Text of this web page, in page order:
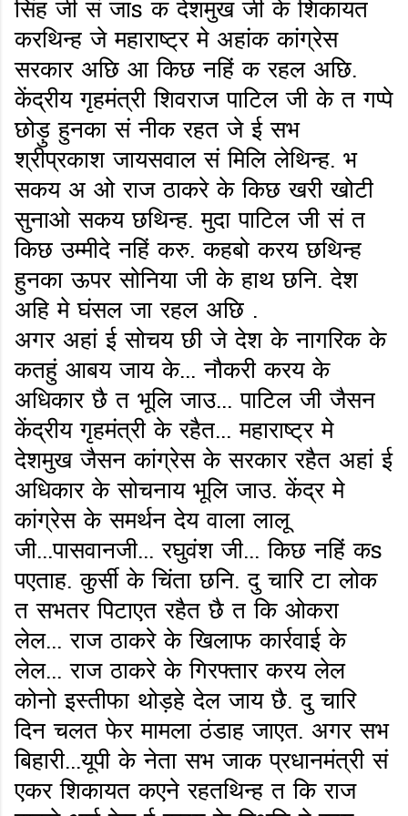
सिंह जी सं जाs क देशमुख जी के शिकायत
करथिन्ह जे महाराष्ट्र मे अहांक कांग्रेस
सरकार अछि आ किछ नहिं क रहल अछि.
केंद्रीय गृहमंत्री शिवराज पाटिल जी के त गप्पे
छोड़ु हुनका सं नीक रहत जे ई सभ
श्रीप्रकाश जायसवाल सं मिलि लेथिन्ह. भ
सकय अ ओ राज ठाकरे के किछ खरी खोटी
सुनाओ सकय छथिन्ह. मुदा पाटिल जी सं त
किछ उम्मीदे नहिं करु. कहबो करय छथिन्ह
हुनका ऊपर सोनिया जी के हाथ छनि. देश
अहि मे घंसल जा रहल अछि .
अगर अहां ई सोचय छी जे देश के नागरिक के
कतहुं आबय जाय के... नौकरी करय के
अधिकार छै त भूलि जाउ... पाटिल जी जैसन
केंद्रीय गृहमंत्री के रहैत... महाराष्ट्र मे
देशमुख जैसन कांग्रेस के सरकार रहैत अहां ई
अधिकार के सोचनाय भूलि जाउ. केंद्र मे
कांग्रेस के समर्थन देय वाला लालू
जी...पासवानजी... रघुवंश जी... किछ नहिं कs
पएताह. कुर्सी के चिंता छनि. दु चारि टा लोक
त सभतर पिटाएत रहैत छै त कि ओकरा
लेल... राज ठाकरे के खिलाफ कार्रवाई के
लेल... राज ठाकरे के गिरफ्तार करय लेल
कोनो इस्तीफा थोड़हे देल जाय छै. दु चारि
दिन चलत फेर मामला ठंडाह जाएत. अगर सभ
बिहारी...यूपी के नेता सभ जाक प्रधानमंत्री सं
एकर शिकायत कएने रहतथिन्ह त कि राज